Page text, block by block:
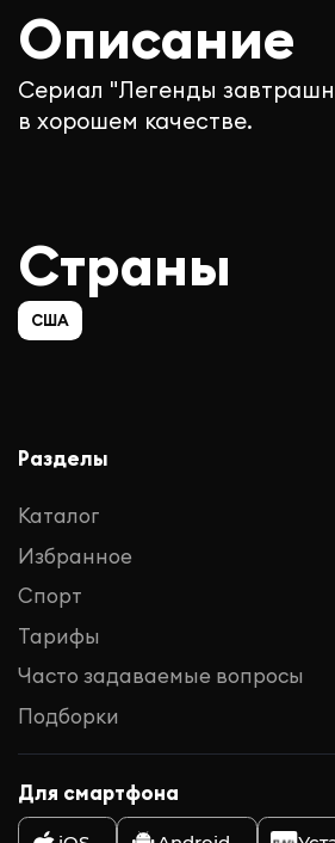
Описание
Сериал "Легенды
в хорошем качестве.
Страны
США
Разделы
Каталог
Избранное
Спорт
Тарифы
Часто задаваемые вопросы
Подборки
Для смартфона